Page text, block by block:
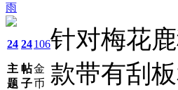
雨
24
主
题
24
帖
子
106
金
币
针对梅花
款带有刮